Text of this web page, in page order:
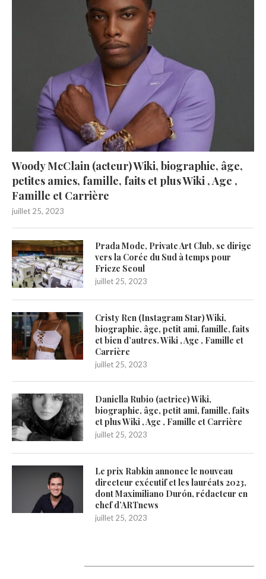
Woody McClain (acteur) Wiki, biographie, âge,
petites amies, famille, faits et plus Wiki , Age ,
Famille et Carrière
juillet 25, 2023
Prada Mode, Private Art Club, se dirige
vers la Corée du Sud à temps pour
Frieze Seoul
juillet 25, 2023
Cristy Ren (Instagram Star) Wiki,
biographie, âge, petit ami, famille, faits
et bien d’autres. Wiki , Age , Famille et
Carrière
juillet 25, 2023
Daniella Rubio (actrice) Wiki,
biographie, âge, petit ami, famille, faits
et plus Wiki , Age , Famille et Carrière
juillet 25, 2023
Le prix Rabkin annonce le nouveau
directeur exécutif et les lauréats 2023,
dont Maximiliano Durón, rédacteur en
chef d’ARTnews
juillet 25, 2023